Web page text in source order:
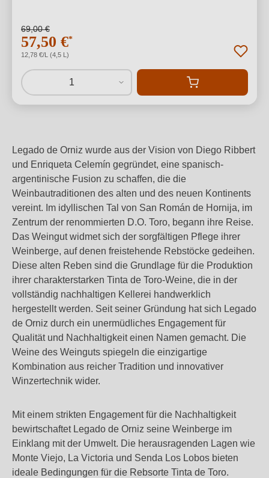
69,00 €
57,50 €*
12,78 €/L (4,5 L)
1
Legado de Orniz wurde aus der Vision von Diego Ribbert
und Enriqueta Celemín gegründet, eine spanisch-
argentinische Fusion zu schaffen, die die
Weinbautraditionen des alten und des neuen Kontinents
vereint. Im idyllischen Tal von San Román de Hornija, im
Zentrum der renommierten D.O. Toro, begann ihre Reise.
Das Weingut widmet sich der sorgfältigen Pflege ihrer
Weinberge, auf denen freistehende Rebstöcke gedeihen.
Diese alten Reben sind die Grundlage für die Produktion
ihrer charakterstarken Tinta de Toro-Weine, die in der
vollständig nachhaltigen Kellerei handwerklich
hergestellt werden. Seit seiner Gründung hat sich Legado
de Orniz durch ein unermüdliches Engagement für
Qualität und Nachhaltigkeit einen Namen gemacht. Die
Weine des Weinguts spiegeln die einzigartige
Kombination aus reicher Tradition und innovativer
Winzertechnik wider.
Mit einem strikten Engagement für die Nachhaltigkeit
bewirtschaftet Legado de Orniz seine Weinberge im
Einklang mit der Umwelt. Die herausragenden Lagen wie
Monte Viejo, La Victoria und Senda Los Lobos bieten
ideale Bedingungen für die Rebsorte Tinta de Toro.